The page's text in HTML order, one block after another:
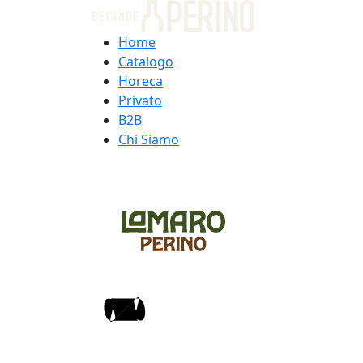
Home
Catalogo
Horeca
Privato
B2B
Chi Siamo